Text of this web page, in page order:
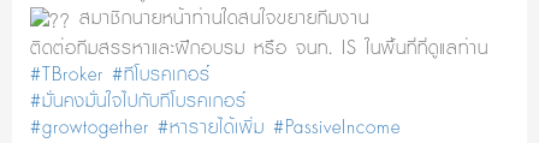
สมาชิกนายหน้าท่านใดสนใจขยายทีมงาน
ติดต่อทีมสรรหาและฝึกอบรม หรือ จนท. IS ในพื้นที่ที่ดูแลท่าน
#TBroker #ทีโบรคเกอร์
#มั่นคงมั่นใจไปกับทีโบรคเกอร์
#growtogether #หารายได้เพิ่ม #PassiveIncome